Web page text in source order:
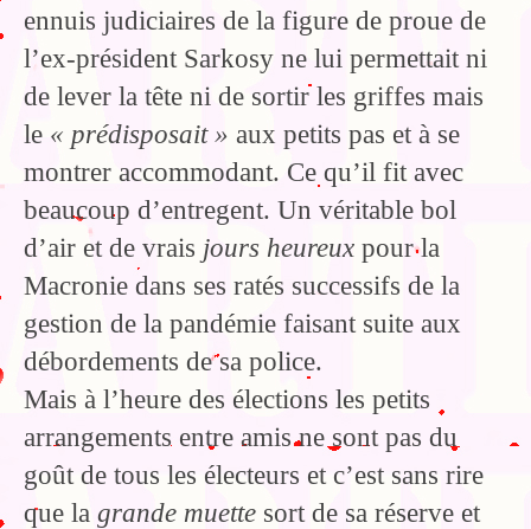
ennuis judiciaires de la figure de proue de
l’ex-président Sarkosy ne lui permettait ni
de lever la tête ni de sortir les griffes mais
le « prédisposait » aux petits pas et à se
montrer accommodant. Ce qu’il fit avec
beaucoup d’entregent. Un véritable bol
d’air et de vrais jours heureux pour la
Macronie dans ses ratés successifs de la
gestion de la pandémie faisant suite aux
débordements de sa police.
Mais à l’heure des élections les petits
arrangements entre amis ne sont pas du
goût de tous les électeurs et c’est sans rire
que la grande muette sort de sa réserve et